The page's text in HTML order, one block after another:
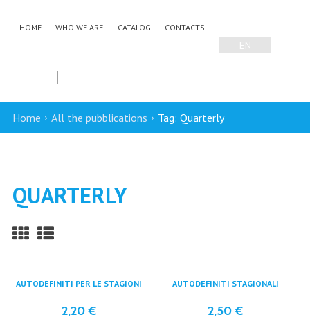
HOME WHO WE ARE CATALOG CONTACTS
EN
Home All the pubblications Tag: Quarterly
QUARTERLY
AUTODEFINITI PER LE STAGIONI
2,20€
AUTODEFINITI STAGIONALI
2,50€